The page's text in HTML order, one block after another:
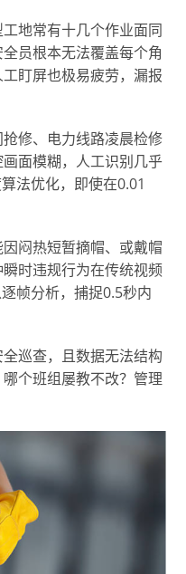
工地常有十几个作业面同
员根本无法覆盖每个角
盯屏也极易疲劳，漏报
修、电力线路凌晨检修
面模糊，人工识别几乎
法优化，即使在0.01
因闷热短暂摘帽、或戴帽
时违规行为在传统视频
帧分析，捕捉0.5秒内
巡查，且数据无法结构
个班组屡教不改？管理